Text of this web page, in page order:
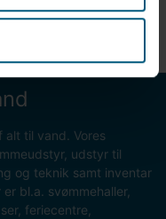
forespørgsel
alt til vand. Vores
udstyr til
og teknik samt inventar
bl.a. svømmehaller,
feriecentre,